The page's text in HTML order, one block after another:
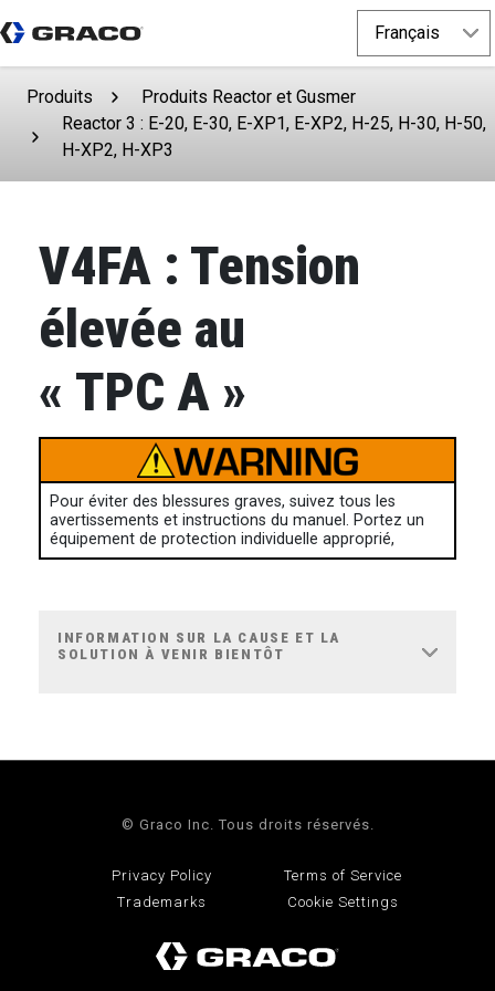
Produits
Produits Reactor et Gusmer
Reactor 3 : E-20, E-30, E-XP1, E-XP2, H-25, H-30, H-50,
H-XP2, H-XP3
V4FA : Tension
élevée au
« TPC A »
Pour éviter des blessures graves, suivez tous les
avertissements et instructions du manuel. Portez un
équipement de protection individuelle approprié,
INFORMATION SUR LA CAUSE ET LA
SOLUTION À VENIR BIENTÔT
© Graco Inc. Tous droits réservés.
Privacy Policy
Terms of Service
Trademarks
Cookie Settings